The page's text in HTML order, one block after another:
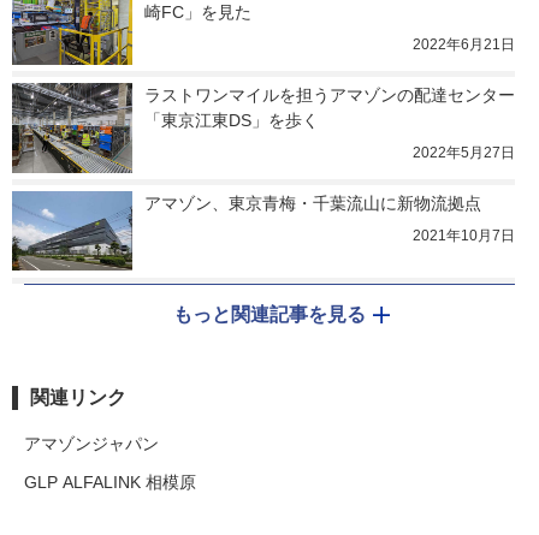
崎FC」を見た
2022年6月21日
ラストワンマイルを担うアマゾンの配達センター
「東京江東DS」を歩く
2022年5月27日
アマゾン、東京青梅・千葉流山に新物流拠点
2021年10月7日
もっと関連記事を見る
関連リンク
アマゾンジャパン
GLP ALFALINK 相模原